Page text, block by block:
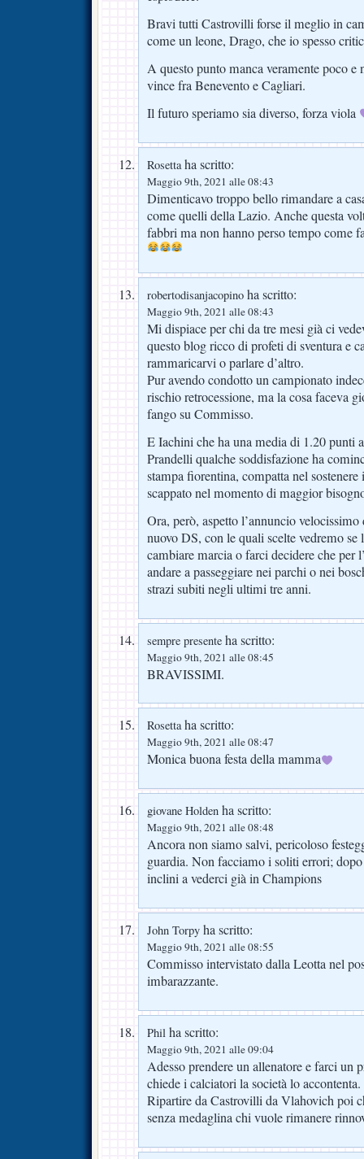
Bravi tutti Castrovilli forse il meglio in
come un leone, Drago, che io spesso
A questo punto manca veramente poco
vince fra Benevento e Cagliari.
Il futuro speriamo sia diverso, forza viola
Rosettaha scritto:
Maggio 9th, 2021 alle 08:43
Dimenticavo troppo bello rimandare a
come quelli della Lazio. Anche questa
fabbri ma non hanno perso tempo come
robertodisanjacopino ha scritto:
Maggio 9th, 2021 alle 08:43
Mi dispiace per chi da tre mesi già ci
questo blog ricco di profeti di sventura e
rammaricarvi o parlare d’altro.
Pur avendo condotto un campionato
rischio retrocessione, ma la cosa faceva
fango su Commisso.
E Iachini che ha una media di 1.20 punti
Prandelli qualche soddisfazione ha
stampa fiorentina, compatta nel
scappato nel momento di maggior
Ora, però, aspetto l’annuncio
nuovo DS, con le quali scelte vedremo
cambiare marcia o farci decidere che per
andare a passeggiare nei parchi o nei
strazi subiti negli ultimi tre anni.
sempre presente ha scritto:
Maggio 9th, 2021 alle 08:45
BRAVISSIMI.
Rosettaha scritto:
Maggio 9th, 2021 alle 08:47
Monica buona festa della mamma
giovane Holden ha scritto:
Maggio 9th, 2021 alle 08:48
Ancora non siamo salvi, pericoloso
guardia. Non facciamo i soliti errori;
inclini a vederci già in Champions
John Torpy ha scritto:
Maggio 9th, 2021 alle 08:55
Commisso intervistato dalla Leotta nel
imbarazzante.
Phil ha scritto:
Maggio 9th, 2021 alle 09:04
Adesso prendere un allenatore e farci
chiede i calciatori la società lo accontenta.
Ripartire da Castrovilli da Vlahovich poi
senza medaglina chi vuole rimanere